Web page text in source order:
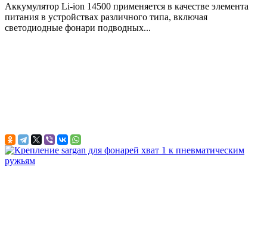
Аккумулятор Li-ion 14500 применяется в качестве элемента
питания в устройствах различного типа, включая
светодиодные фонари подводных...